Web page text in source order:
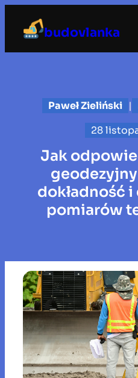
treści
budovlanka
Paweł Zieliński |
28
Jak
dokładność
pomiarów